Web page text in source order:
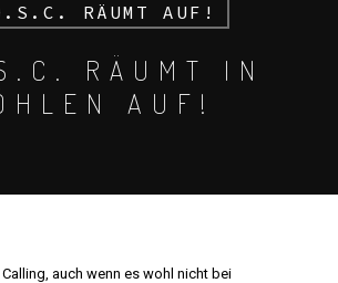
RÄUMT AUF!
RÄUMT IN
AUF!
auch wenn es wohl nicht bei